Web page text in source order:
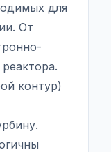
для
От
контур)